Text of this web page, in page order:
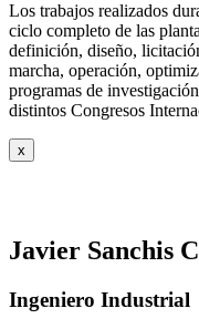
Los trabajos realizados
ciclo completo de las
definición, diseño,
marcha, operación,
programas de
distintos Congresos
x
Javier Sanchis
Ingeniero Industrial